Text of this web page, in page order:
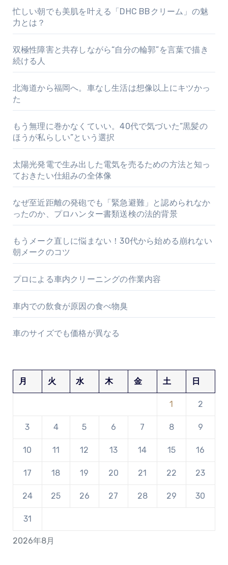
忙しい朝でも美肌を叶える「DHC BBクリーム」の魅
力とは？
双極性障害と共存しながら“自分の輪郭”を言葉で描き
続ける人
北海道から福岡へ。車なし生活は想像以上にキツかっ
た
もう無理に巻かなくていい。40代で気づいた“黒髪の
ほうが私らしい”という選択
太陽光発電で生み出した電気を売るための方法と知っ
ておきたい仕組みの全体像
なぜ至近距離の発砲でも「緊急避難」と認められなか
ったのか、プロハンター書類送検の法的背景
もうメーク直しに悩まない！30代から始める崩れない
朝メークのコツ
プロによる車内クリーニングの作業内容
車内での飲食が原因の食べ物臭
車のサイズでも価格が異なる
2026年8月
月 火 水 木 金 土 日
1 2
3 4 5 6 7 8 9
10 11 12 13 14 15 16
17 18 19 20 21 22 23
24 25 26 27 28 29 30
31